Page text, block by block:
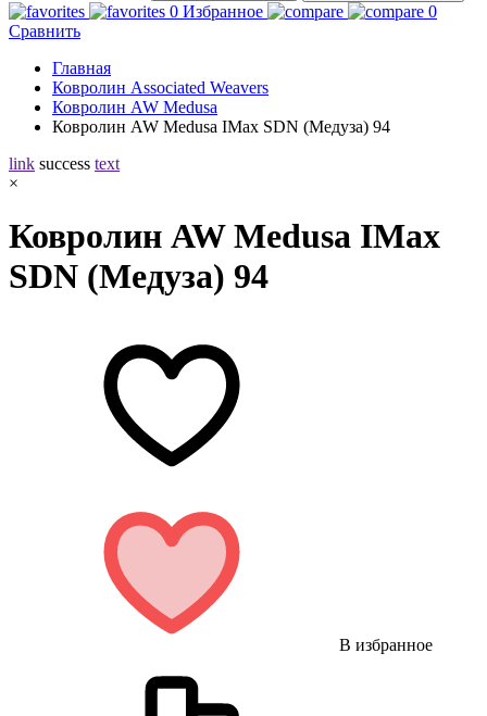
0 Избранное
0
Сравнить
Главная
Ковролин Associated Weavers
Ковролин AW Medusa
Ковролин AW Medusa IMax SDN (Медуза) 94
link success text
×
Ковролин AW Medusa IMax
SDN (Медуза) 94
В избранное